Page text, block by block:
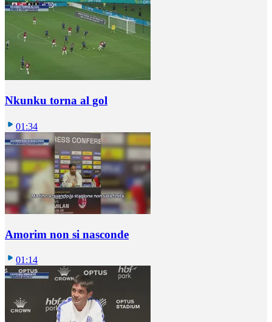
Nkunku torna al gol
01:34
Amorim non si nasconde
01:14